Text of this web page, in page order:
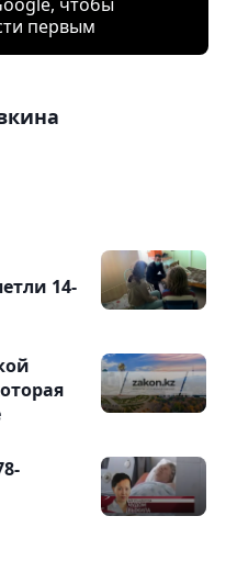
первым
14-